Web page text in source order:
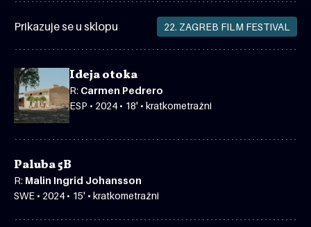
Prikazuje se u sklopu 22. ZAGREB FILM FESTIVAL
Ideja otoka
R: Carmen Pedrero
ESP • 2024 • 18' • kratkometražni
Paluba 5B
R: Malin Ingrid Johansson
SWE • 2024 • 15' • kratkometražni